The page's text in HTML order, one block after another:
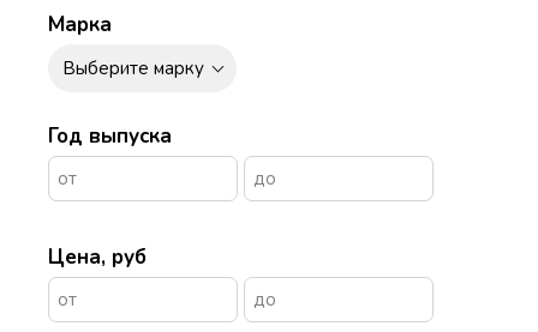
Марка
Выберите марку
Год выпуска
Цена, руб